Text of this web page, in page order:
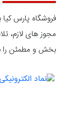
فروشگاه پارس
مجوز های لازم،
بخش و مطمئن را